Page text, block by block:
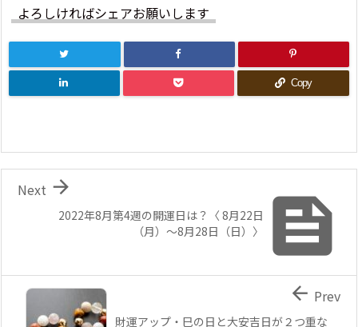
よろしければシェアお願いします
Copy

2022年8月第4週の開運日は？〈 8月22日
（月）～8月28日（日）〉

Next
財運アップ・巳の日と大安吉日が２つ重な
 Prev